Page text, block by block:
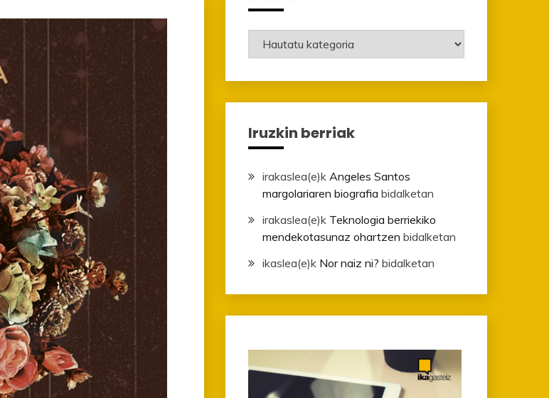
Mailak
Iruzkin berriak
irakaslea(e)k Angeles Santos
margolariaren biografia bidalketan
irakaslea(e)k Teknologia berriekiko
mendekotasunaz ohartzen bidalketan
ikaslea(e)k Nor naiz ni? bidalketan